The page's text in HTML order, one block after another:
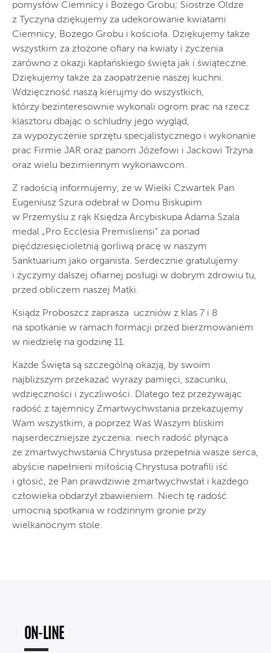
pomysłów Ciemnicy i Bożego Grobu; Siostrze Oldze
z Tyczyna dziękujemy za udekorowanie kwiatami
Ciemnicy, Bożego Grobu i kościoła. Dziękujemy także
wszystkim za złożone ofiary na kwiaty i życzenia
zarówno z okazji kapłańskiego święta jak i świąteczne.
Dziękujemy także za zaopatrzenie naszej kuchni.
Wdzięczność naszą kierujmy do wszystkich,
którzy bezinteresownie wykonali ogrom prac na rzecz
klasztoru dbając o schludny jego wygląd,
za wypożyczenie sprzętu specjalistycznego i wykonanie
prac Firmie JAR oraz panom Józefowi i Jackowi Trzyna
oraz wielu bezimiennym wykonawcom.
Z radością informujemy, że w Wielki Czwartek Pan
Eugeniusz Szura odebrał w Domu Biskupim
w Przemyślu z rąk Księdza Arcybiskupa Adama Szala
medal „Pro Ecclesia Premisliensi” za ponad
pięćdziesięcioletnią gorliwą pracę w naszym
Sanktuarium jako organista. Serdecznie gratulujemy
i życzymy dalszej ofiarnej posługi w dobrym zdrowiu tu,
przed obliczem naszej Matki.
Ksiądz Proboszcz zaprasza uczniów z klas 7 i 8
na spotkanie w ramach formacji przed bierzmowaniem
w niedzielę na godzinę 11.
Każde Święta są szczególną okazją, by swoim
najbliższym przekazać wyrazy pamięci, szacunku,
wdzięczności i życzliwości. Dlatego też przeżywając
radość z tajemnicy Zmartwychwstania przekazujemy
Wam wszystkim, a poprzez Was Waszym bliskim
najserdeczniejsze życzenia: niech radość płynąca
ze zmartwychwstania Chrystusa przepełnia wasze serca,
abyście napełnieni miłością Chrystusa potrafili iść
i głosić, że Pan prawdziwie zmartwychwstał i każdego
człowieka obdarzył zbawieniem. Niech tę radość
umocnią spotkania w rodzinnym gronie przy
wielkanocnym stole.
ON-LINE